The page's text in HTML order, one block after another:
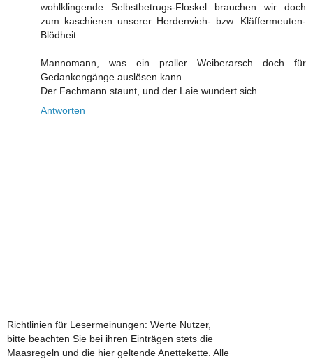
wohlklingende Selbstbetrugs-Floskel brauchen wir doch
zum kaschieren unserer Herdenvieh- bzw. Kläffermeuten-
Blödheit.
Mannomann, was ein praller Weiberarsch doch für
Gedankengänge auslösen kann.
Der Fachmann staunt, und der Laie wundert sich.
Antworten
Richtlinien für Lesermeinungen: Werte Nutzer,
bitte beachten Sie bei ihren Einträgen stets die
Maasregeln und die hier geltende Anettekette. Alle